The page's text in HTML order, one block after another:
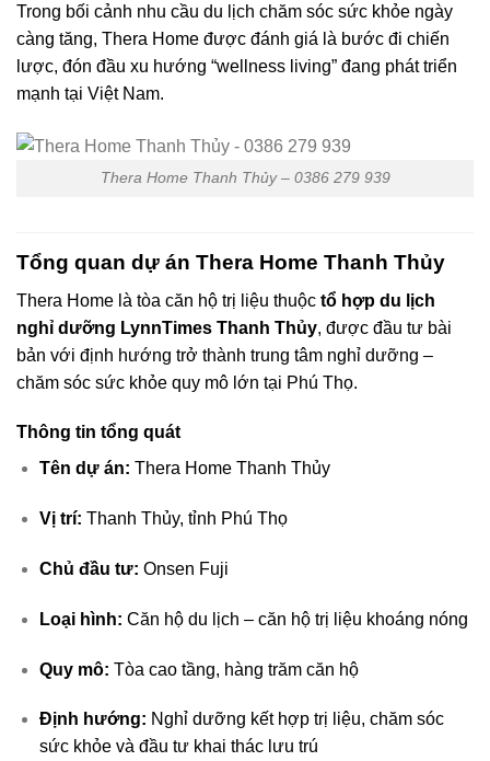
Trong bối cảnh nhu cầu du lịch chăm sóc sức khỏe ngày
càng tăng, Thera Home được đánh giá là bước đi chiến
lược, đón đầu xu hướng “wellness living” đang phát triển
mạnh tại Việt Nam.
Thera Home Thanh Thủy – 0386 279 939
Tổng quan dự án Thera Home Thanh Thủy
Thera Home là tòa căn hộ trị liệu thuộc tổ hợp du lịch
nghỉ dưỡng LynnTimes Thanh Thủy, được đầu tư bài
bản với định hướng trở thành trung tâm nghỉ dưỡng –
chăm sóc sức khỏe quy mô lớn tại Phú Thọ.
Thông tin tổng quát
Tên dự án: Thera Home Thanh Thủy
Vị trí: Thanh Thủy, tỉnh Phú Thọ
Chủ đầu tư: Onsen Fuji
Loại hình: Căn hộ du lịch – căn hộ trị liệu khoáng nóng
Quy mô: Tòa cao tầng, hàng trăm căn hộ
Định hướng: Nghỉ dưỡng kết hợp trị liệu, chăm sóc
sức khỏe và đầu tư khai thác lưu trú